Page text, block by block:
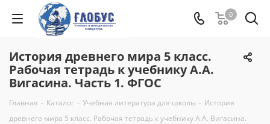
0
История древнего мира 5 класс.
Рабочая тетрадь к учебнику А.А.
Вигасина. Часть 1. ФГОС
Главная - Каталог - Учебная литература для школы - История
древнего мира 5 класс. Рабочая тетрадь к учебнику А.А. Вигасина.